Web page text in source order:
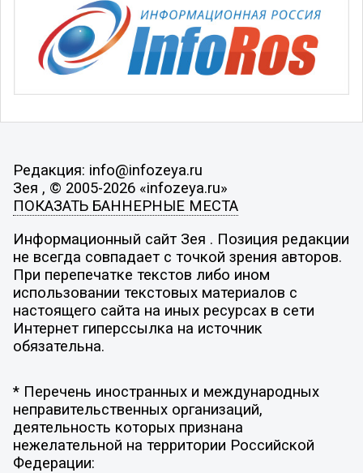
Редакция: info@infozeya.ru
Зея , © 2005-2026 «infozeya.ru»
ПОКАЗАТЬ БАННЕРНЫЕ МЕСТА
Информационный сайт Зея . Позиция редакции
не всегда совпадает с точкой зрения авторов.
При перепечатке текстов либо ином
использовании текстовых материалов с
настоящего сайта на иных ресурсах в сети
Интернет гиперссылка на источник
обязательна.
* Перечень иностранных и международных
неправительственных организаций,
деятельность которых признана
нежелательной на территории Российской
Федерации: